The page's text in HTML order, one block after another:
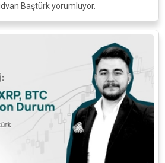
Baştürk yorumluyor.